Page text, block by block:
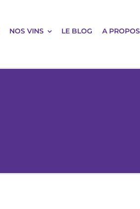
NOS VINS LE BLOG A PROPOS